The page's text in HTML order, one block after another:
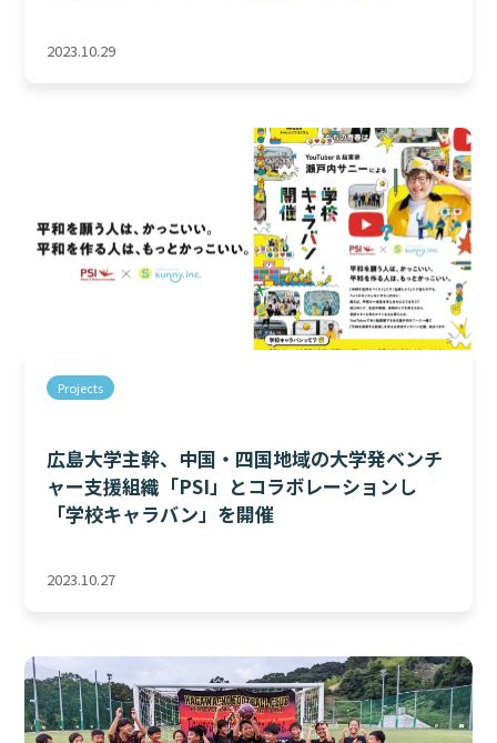
2023.10.29
Projects
広島大学主幹、中国・四国地域の大学発ベンチ
ャー支援組織「PSI」とコラボレーションし
「学校キャラバン」を開催
2023.10.27